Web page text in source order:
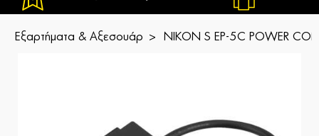
Εξαρτήματα & Αξεσουάρ NIKON S EP-5C POWER